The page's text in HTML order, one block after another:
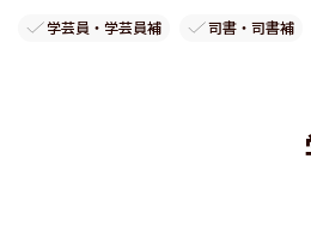
学芸員・学芸員補 司書・司書補